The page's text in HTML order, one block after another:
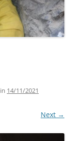
in 14/11/2021
Next →